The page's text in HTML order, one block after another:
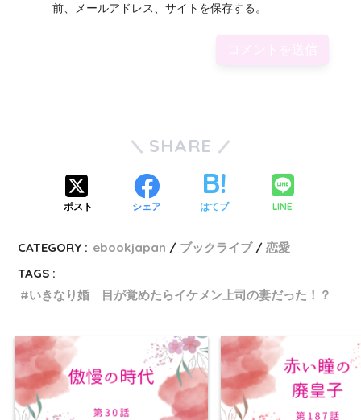
前、メールアドレス、サイトを保存する。
SHARE
ポスト シェア はてブ LINE
CATEGORY : ebookjapan ブックライブ
恋愛
TAGS :
いきなり婚 目が覚めたらイケメン上司の妻だった！？